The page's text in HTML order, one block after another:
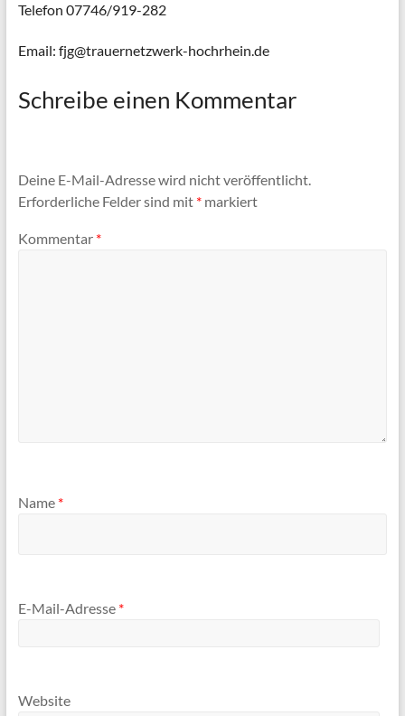
Telefon 07746/919-282
Email: fjg@trauernetzwerk-hochrhein.de
Schreibe einen Kommentar
Deine E-Mail-Adresse wird nicht veröffentlicht.
Erforderliche Felder sind mit *markiert
Kommentar *
Name *
E-Mail-Adresse *
Website